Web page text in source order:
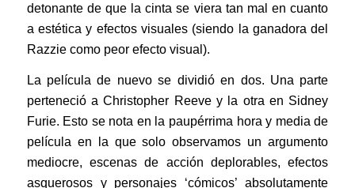
detonante de que la cinta se viera tan mal en cuanto
a estética y efectos visuales (siendo la ganadora del
Razzie como peor efecto visual).
La película de nuevo se dividió en dos. Una parte
perteneció a Christopher Reeve y la otra en Sidney
Furie. Esto se nota en la paupérrima hora y media de
película en la que solo observamos un argumento
mediocre, escenas de acción deplorables, efectos
asquerosos y personajes ‘cómicos’ absolutamente